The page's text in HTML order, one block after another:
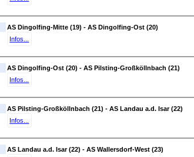
AS Dingolfing-Mitte (19) - AS Dingolfing-Ost (20)
Infos...
AS Dingolfing-Ost (20) - AS Pilsting-Großköllnbach (21)
Infos...
AS Pilsting-Großköllnbach (21) - AS Landau a.d. Isar (22)
Infos...
AS Landau a.d. Isar (22) - AS Wallersdorf-West (23)